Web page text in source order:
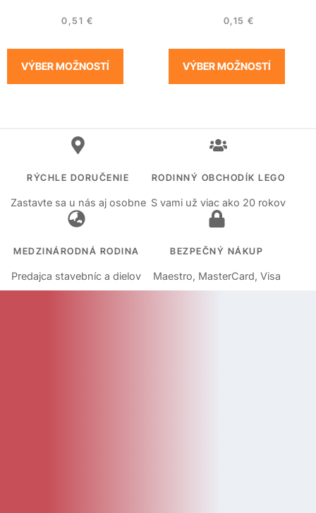
0,51 €
VÝBER MOŽNOSTÍ
0,15 €
VÝBER MOŽNOSTÍ
RÝCHLE DORUČENIE
Zastavte sa u nás aj osobne
RODINNÝ OBCHODÍK LEGO
S vami už viac ako 20 rokov
MEDZINÁRODNÁ RODINA
Predajca stavebníc a dielov
BEZPEČNÝ NÁKUP
Maestro, MasterCard, Visa